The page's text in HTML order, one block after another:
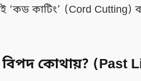
‘কড কাটিং’ (Cord
বিপদ কোথায়? (Past